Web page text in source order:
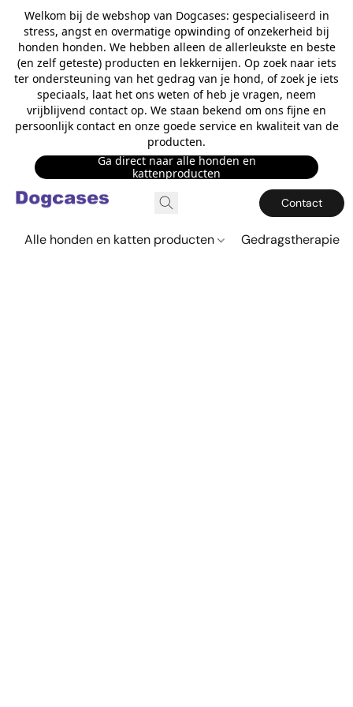
Welkom bij de webshop van Dogcases: gespecialiseerd in
stress, angst en overmatige opwinding of onzekerheid bij
honden honden. We hebben alleen de allerleukste en beste
(en zelf geteste) producten en lekkernijen. Op zoek naar iets
ter ondersteuning van het gedrag van je hond, of zoek je iets
speciaals, laat het ons weten of heb je vragen, neem
vrijblijvend contact op. We staan bekend om ons fijne en
persoonlijk contact en onze goede service en kwaliteit van de
producten.
Ga direct naar alle honden en
kattenproducten
Contact
Alle honden en katten producten Gedragstherapie